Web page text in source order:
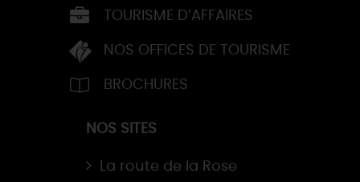
TOURISME D’AFFAIRES
NOS OFFICES DE TOURISME
BROCHURES
NOS SITES
La route de la Rose